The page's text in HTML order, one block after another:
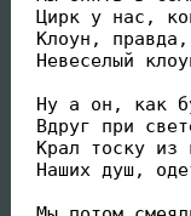
Цирк у нас,
Клоун,
Невеселый
Ну а он, как
Вдруг при
Крал тоску из
Наших душ,